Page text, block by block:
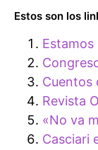
Estos son los
Cuentos
Revista
«No va
Casciari